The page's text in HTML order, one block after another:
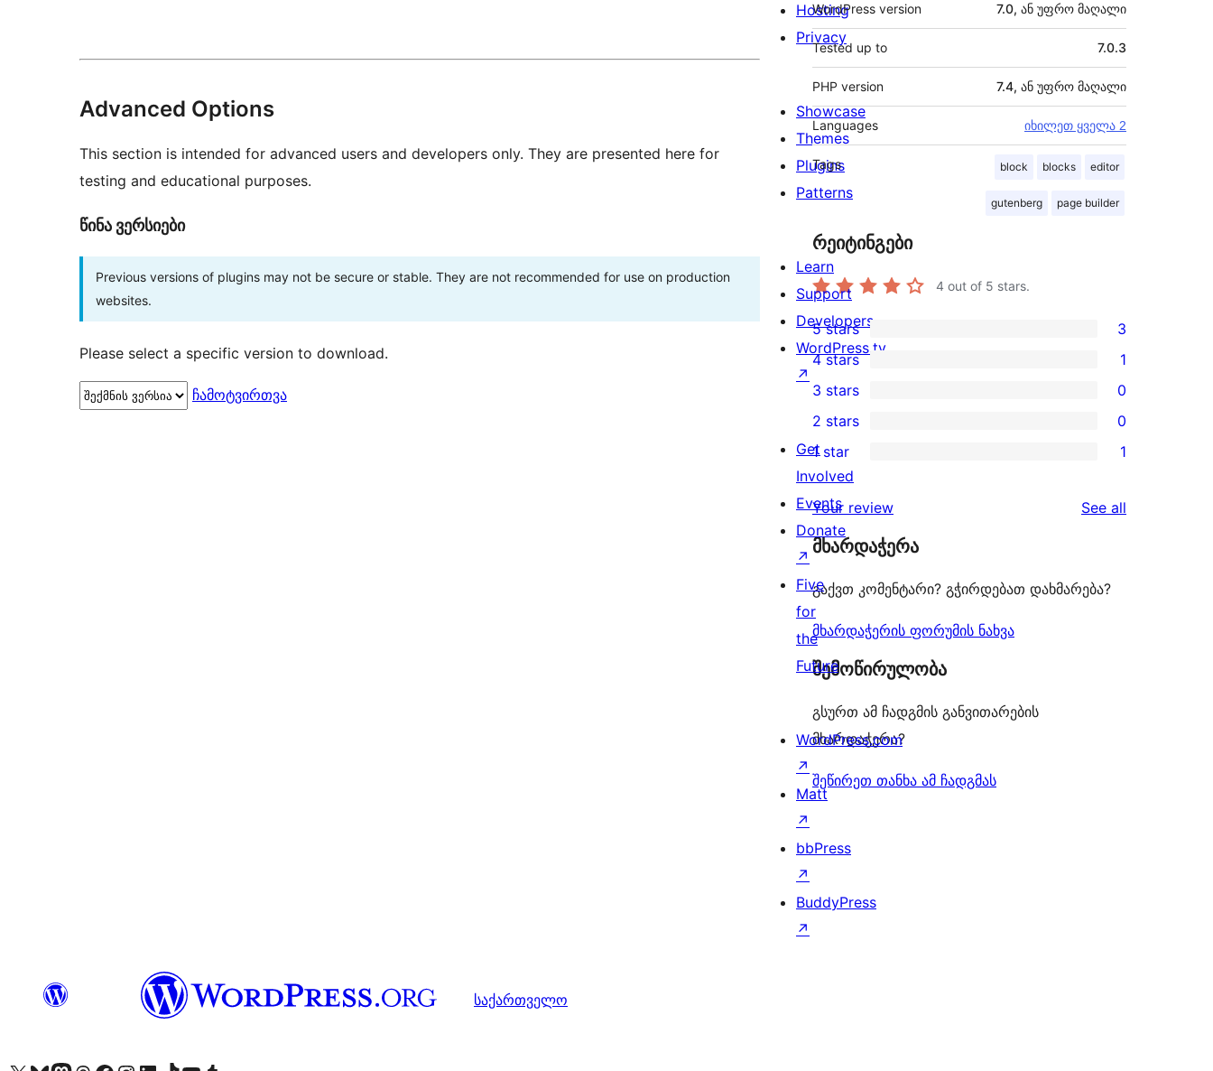
Advanced Options
This section is intended for advanced users and developers only. They are presented here for
testing and educational purposes.
წინა ვერსიები
Previous versions of plugins may not be secure or stable. They are not recommended for use on production
websites.
Please select a specific version to download.
ჩამოტვირთვა
WordPress version 7.0, ან უფრო მაღალი
Tested up to 7.0.3
PHP version 7.4, ან უფრო მაღალი
Languages იხილეთ ყველა 2
Tags block blocks editor
gutenberg page builder
რეიტინგები
4 out of 5 stars.
3
5-
star
reviews
5 stars 3
4-
star
review
4 stars 1
0
3-
star
reviews
3 stars 0
2-
star
reviews
2 stars 0
star
review
1 star 1
Your review See all
მხარდაჭერა
გაქვთ კომენტარი? გჭირდებათ დახმარება?
მხარდაჭერის ფორუმის ნახვა
შემოწირულობა
გსურთ ამ ჩადგმის განვითარების
მხარდაჭერა?
შეწირეთ თანხა ამ ჩადგმას
Hosting
Privacy
Showcase
Themes
Plugins
Patterns
Learn
Support
Developers
WordPress.tv
↗
Get
Involved
Events
Donate
↗
Five
for
the
Future
WordPress.com
↗
Matt
↗
bbPress
↗
BuddyPress
↗
საქართველო